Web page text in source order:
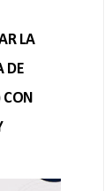
LA
DE
CON